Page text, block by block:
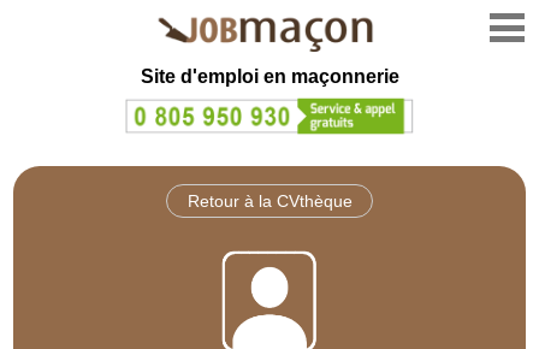
Site d'emploi en maçonnerie
Retour à la CVthèque